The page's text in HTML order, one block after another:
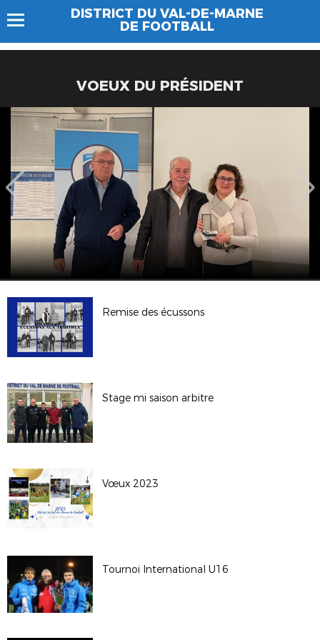
DISTRICT DU VAL-DE-MARNE
DE FOOTBALL
VOEUX DU PRÉSIDENT
Remise des écussons
Stage mi saison arbitre
Vœux 2023
Tournoi International U16